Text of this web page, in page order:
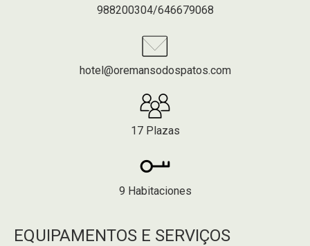
988200304/646679068
hotel@oremansodospatos.com
17 Plazas
9 Habitaciones
EQUIPAMENTOS E SERVIÇOS